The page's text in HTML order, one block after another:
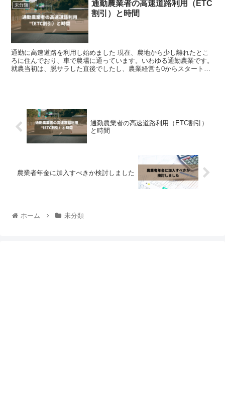
未分類
通勤農業者の高速道路利用（ETC
割引）と時間
通勤に高速道路を利用し始めました 現在、農地から少し離れたとこ
ろに住んでおり、車で農場に通っています。いわゆる通勤農業です。
就農当初は、脱サラした直後でしたし、農業経営も0からスタートの
通勤農業者の高速道路利用（ETC割引）
と時間
農業者年金に加入すべきか検討しました
ホーム 未分類